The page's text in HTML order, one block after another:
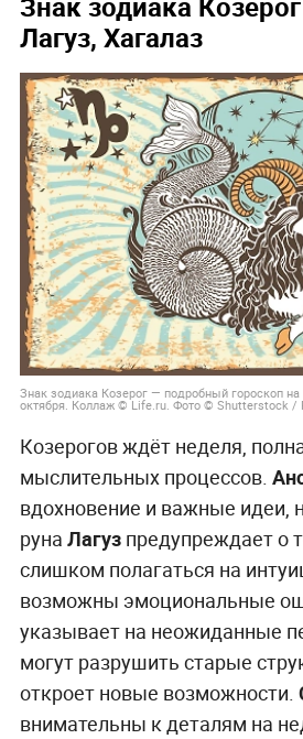
Лагуз, Хагалаз
Знак зодиака Козерог — подробный гороскоп
октября. Коллаж © Life.ru. Фото © Shutterstock /
Козерогов ждёт неделя,
мыслительных процессов.
вдохновение и важные идеи,
руна Лагузпредупреждает о
слишком полагаться на
возможны эмоциональные
указывает на неожиданные
могут разрушить старые
откроет новые возможности.
внимательны к деталям на